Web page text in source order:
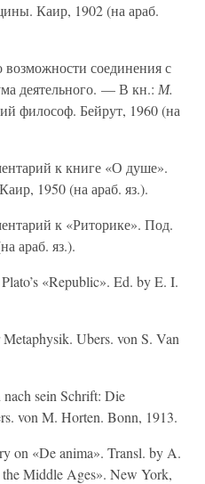
Каир, 1902 (на араб.
возможности соединения с
деятельного. — В кн.: М.
философ. Бейрут, 1960 (на
к книге «О душе».
1950 (на араб. яз.).
к «Риторике». Под.
араб. яз.).
«Republic». Ed. by E. I.
Ubers. von S. Van
sein Schrift: Die
von M. Horten. Bonn, 1913.
on «De anima». Transl. by A.
Middle Ages». New York,